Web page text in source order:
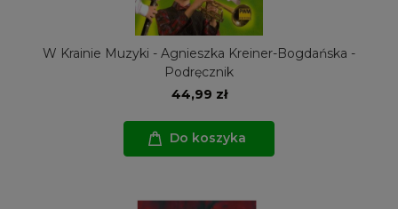
W Krainie Muzyki - Agnieszka Kreiner-Bogdańska -
Podręcznik
44,99 zł
Do koszyka